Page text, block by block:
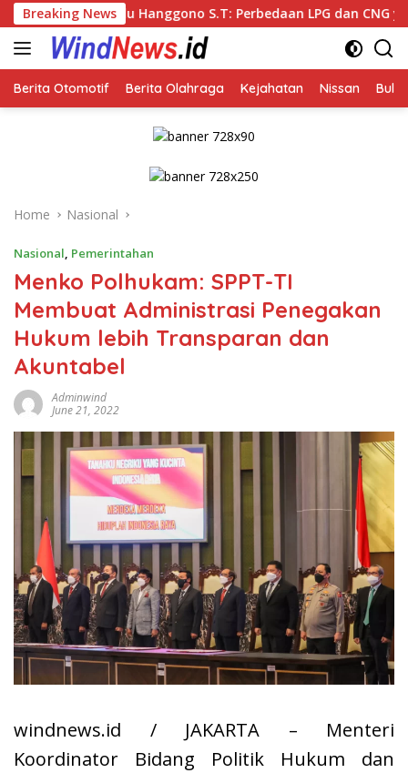
Skip
to
content
Breaking News
S.T: Perbedaan LPG dan CNG yang Kini Heboh
Berita Otomotif Berita Olahraga Kejahatan Nissan
Home Nasional
Nasional Pemerintahan
Menko Polhukam: SPPT-TI
Membuat Administrasi Penegakan
Hukum lebih Transparan dan
Akuntabel
Adminwind
June 21, 2022
windnews.id / JAKARTA – Menteri
Koordinator Bidang Politik Hukum dan